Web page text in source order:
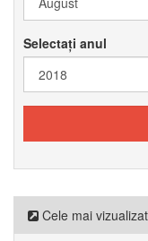
Selectați anul
Cele mai